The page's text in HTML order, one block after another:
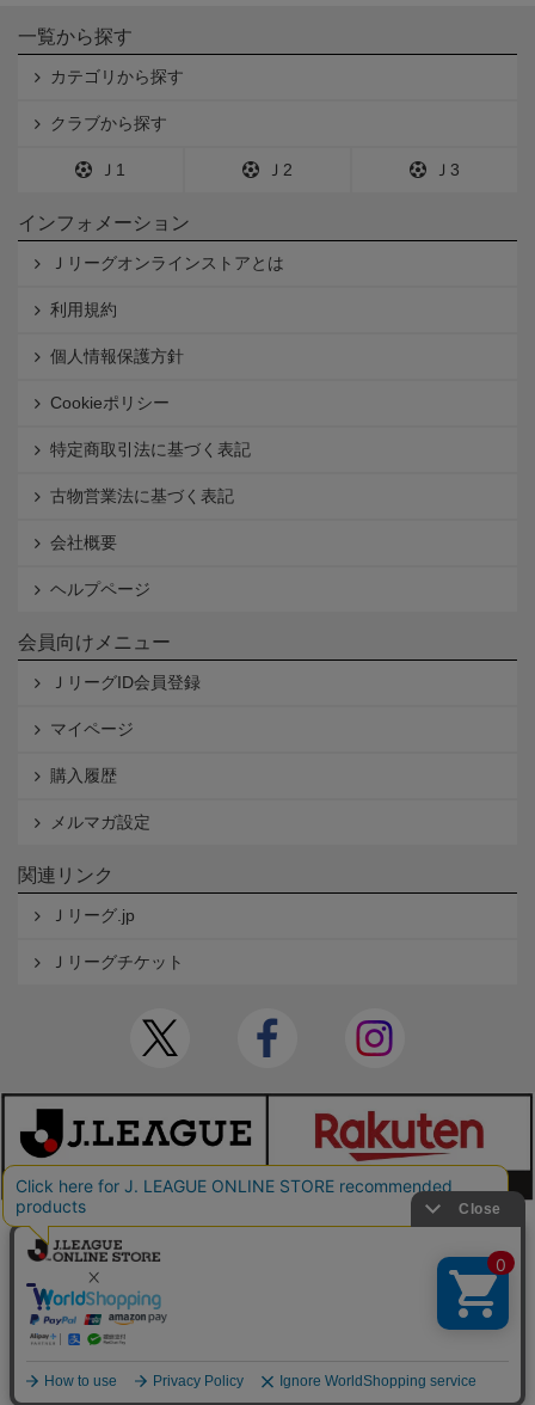
一覧から探す
カテゴリから探す
クラブから探す
Ｊ1 Ｊ2 Ｊ3
インフォメーション
Ｊリーグオンラインストアとは
利用規約
個人情報保護方針
Cookieポリシー
特定商取引法に基づく表記
古物営業法に基づく表記
会社概要
ヘルプページ
会員向けメニュー
ＪリーグID会員登録
マイページ
購入履歴
メルマガ設定
関連リンク
Ｊリーグ.jp
Ｊリーグチケット
本サイトで使用している文章・画像等の無断での複製・転載を禁止します。
© JAPAN PROFESSIONAL FOOTBALL LEAGUE Rakuten Group, Inc. ALL RIGHTS RE